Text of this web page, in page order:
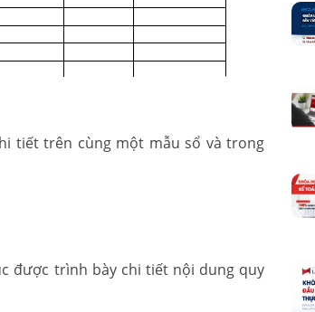
tiết trên cùng một mẫu sổ và trong
được trình bày chi tiết nội dung quy